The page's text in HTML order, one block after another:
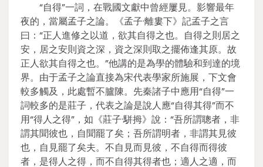
“自得”一詞，在戰國文獻中曾經屢見。影響最年
夜的，當屬孟子之論。《孟子·離婁下》記孟子之言
曰：“正人進修之以道，欲其自得之也。自得之則居之
安，居之安則資之深，資之深則取之擺佈逢其原。故
正人欲其自得之也。”他講的是為學的體驗和到達的境
界。由于孟子之論直接為宋代表學家所施展，下文會
較多觸及，此處暫不臚陳。先秦諸子中應用“自得”一
詞較多的是莊子，代表之論是說人應“自得其得”而不
用“得人之得”，如《莊子·駢拇》說：“吾所謂聰者，非
謂其聞彼也，自聞罷了矣；吾所謂明者，非謂其見彼
也，自見罷了矣夫。不自見而見彼，不自得而得彼
者，是得人之得，而不自得其得者也；適人之適，而